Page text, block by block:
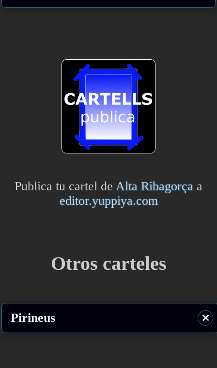
Publica tu cartel de Alta Ribagorça a
editor.yuppiya.com
Otros carteles
Pirineus ⨯